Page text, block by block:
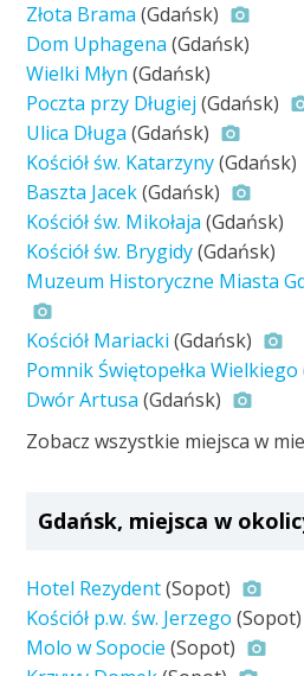
Złota Brama (Gdańsk)
Dom Uphagena (Gdańsk)
Wielki Młyn (Gdańsk)
Poczta przy Długiej (Gdańsk)
Ulica Długa (Gdańsk)
Kościół św. Katarzyny(Gdańsk)
Baszta Jacek(Gdańsk)
Kościół św. Mikołaja (Gdańsk)
Kościół św. Brygidy(Gdańsk)
Muzeum Historyczne Miasta
Kościół Mariacki (Gdańsk)
Pomnik Świętopełka Wielkiego
Dwór Artusa (Gdańsk)
Zobacz wszystkie miejsca w
Gdańsk, miejsca w
Hotel Rezydent(Sopot)
Kościół p.w. św. Jerzego (Sopot)
Molo w Sopocie (Sopot)